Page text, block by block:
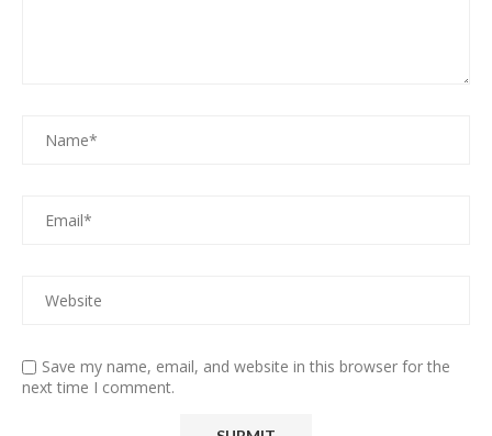
Save my name, email, and website in this browser for the
next time I comment.